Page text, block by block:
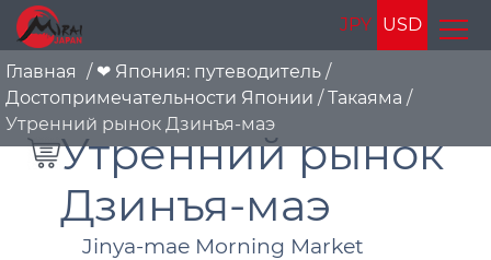
JPY USD
Главная / ❤ Япония: путеводитель /
Достопримечательности Японии / Такаяма /
Утренний рынок Дзинъя-маэ
Утренний рынок
Дзинъя-маэ
Jinya-mae Morning Market